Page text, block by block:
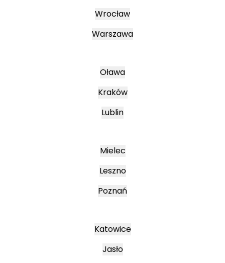
Wrocław
Warszawa
Oława
Kraków
Lublin
Mielec
Leszno
Poznań
Katowice
Jasło